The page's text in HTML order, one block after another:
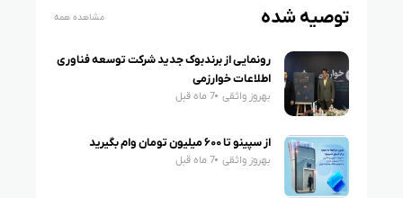
توصیه شده مشاهده همه
رونمایی از برندبوک جدید شرکت توسعه فناوری
اطلاعات خوارزمی
بهروز واثقی 7 ماه قبل
از سپینو تا ۶۰۰ میلیون تومان وام بگیرید
بهروز واثقی 7 ماه قبل